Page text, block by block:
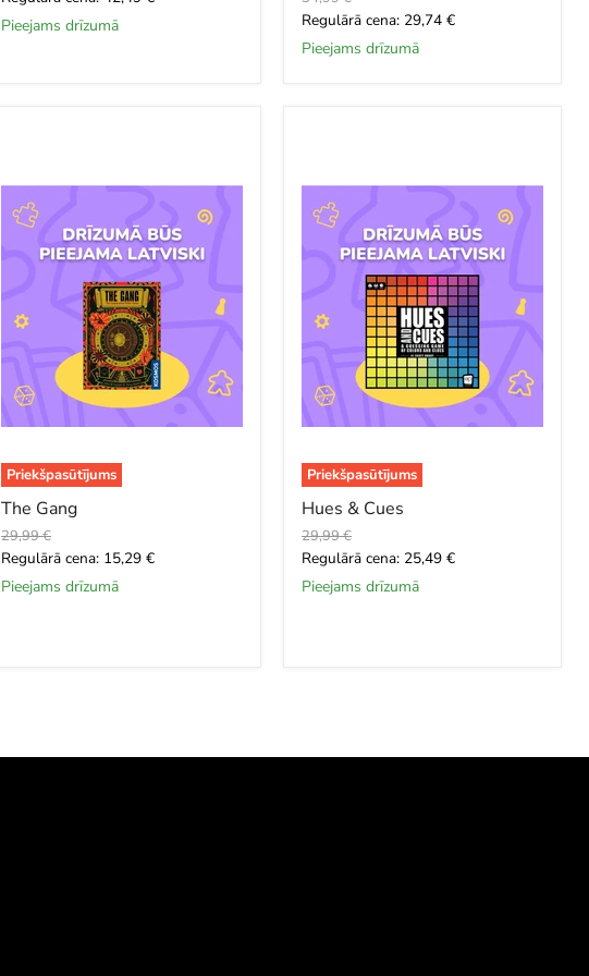
brīža
Pieejams drīzumā
cena
Šī
brīža
Regulārā cena: 29,74 €
Pieejams drīzumā
Priekšpasūtījums
The Gang
Oriģinālā
cena
29,99 €
Šī
brīža
Regulārā cena: 15,29 €
Pieejams drīzumā
Priekšpasūtījums
Hues & Cues
Oriģinālā
cena
29,99 €
Šī
brīža
Regulārā cena: 25,49 €
Pieejams drīzumā